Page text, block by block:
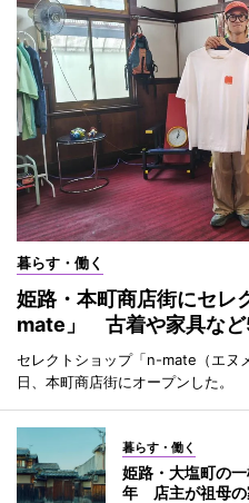
暮らす・働く
姫路・本町商店街にセレ
mate」 古着や家具な
セレクトショップ「n-mate（エヌ
日、本町商店街にオープンした。
暮らす・働く
姫路・大塩町の
年 店主が祖母の